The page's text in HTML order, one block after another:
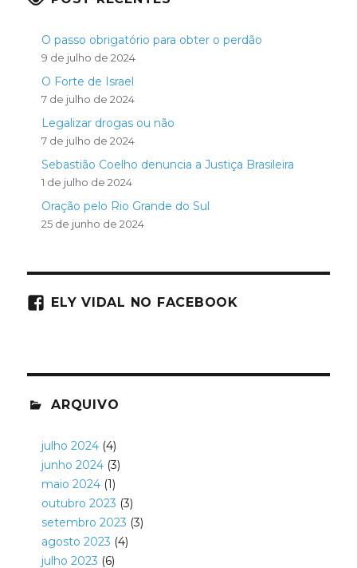
O passo obrigatório para obter o perdão
9 de julho de 2024
O Forte de Israel
7 de julho de 2024
Legalizar drogas ou não
7 de julho de 2024
Sebastião Coelho denuncia a Justiça Brasileira
1 de julho de 2024
Oração pelo Rio Grande do Sul
25 de junho de 2024
ELY VIDAL NO FACEBOOK
ARQUIVO
julho 2024(4)
junho 2024(3)
maio 2024(1)
outubro 2023 (3)
setembro 2023 (3)
agosto 2023 (4)
julho 2023 (6)